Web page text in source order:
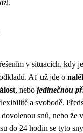
v situacích, kdy
Ať už jde o
, nebo jedinečnou
a svobodě.
snů, nebo že
do 24 hodin se tyto